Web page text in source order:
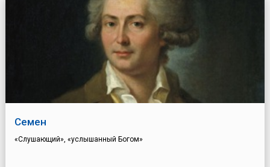
Семен
«Слушающий», «услышанный Богом»